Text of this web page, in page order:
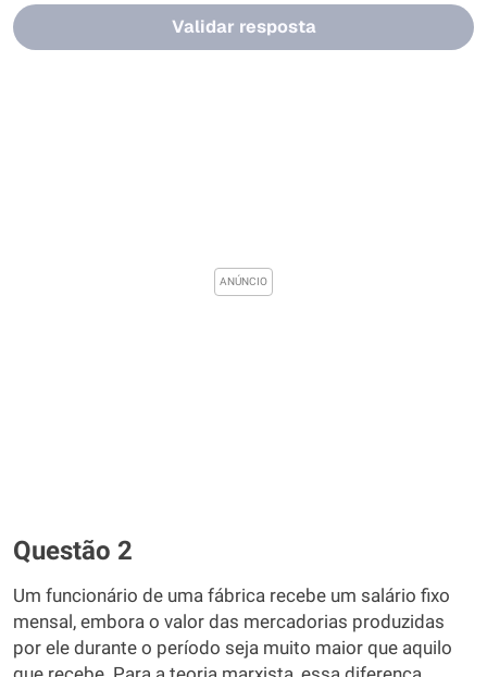
Validar resposta
Questão 2
Um funcionário de uma fábrica recebe um salário fixo
mensal, embora o valor das mercadorias produzidas
por ele durante o período seja muito maior que aquilo